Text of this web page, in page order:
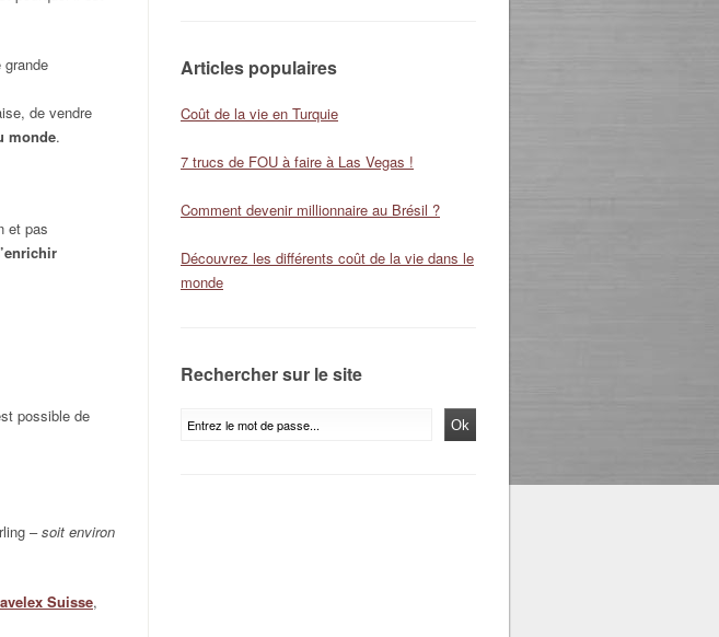
grande
de vendre
monde.
et pas
possible de
–soit environ
Suisse,
Articles populaires
Coût de la vie en Turquie
7 trucs de FOU à faire à Las Vegas !
Comment devenir millionnaire au Brésil ?
Découvrez les différents coût de la vie dans le
monde
Rechercher sur le site